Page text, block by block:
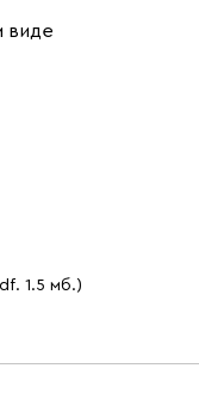
виде
1.5 мб.)